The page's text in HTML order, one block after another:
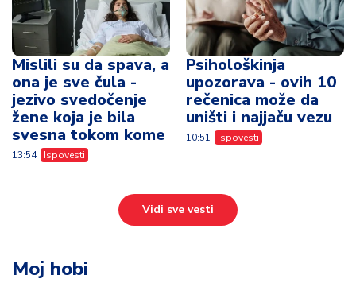
Mislili su da spava, a
ona je sve čula -
jezivo svedočenje
žene koja je bila
svesna tokom kome
13:54 Ispovesti
Psihološkinja
upozorava - ovih 10
rečenica može da
uništi i najjaču vezu
10:51 Ispovesti
Vidi sve vesti
Moj hobi